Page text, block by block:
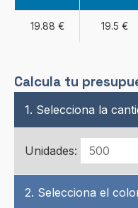
19.88 € 19.5 €
Calcula tu
1. Selecciona la
Unidades:
2. Selecciona el